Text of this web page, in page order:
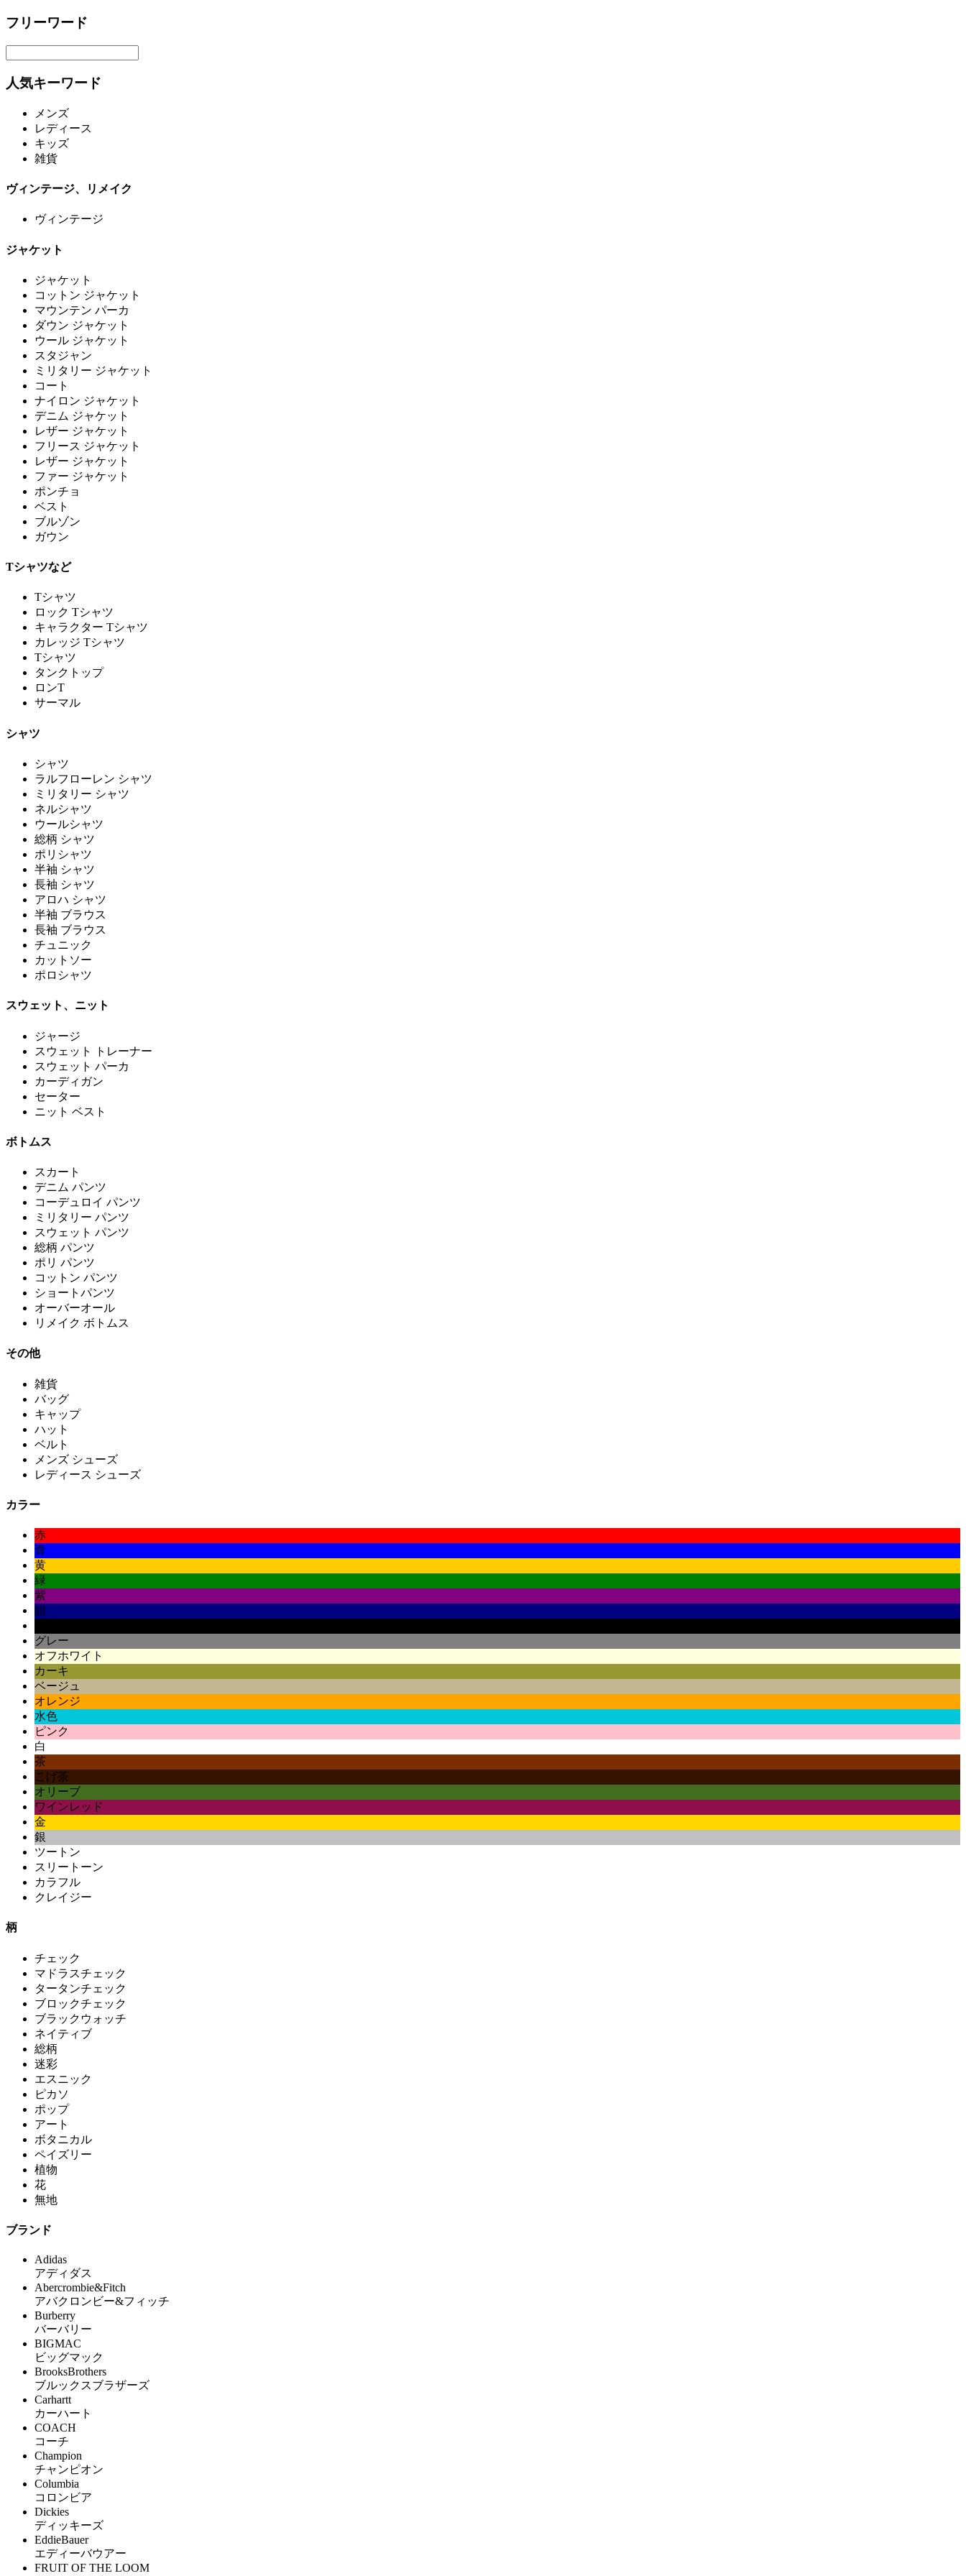
フリーワード
人気キーワード
メンズ
レディース
キッズ
雑貨
ヴィンテージ、リメイク
ヴィンテージ
ジャケット
ジャケット
コットン ジャケット
マウンテン パーカ
ダウン ジャケット
ウール ジャケット
スタジャン
ミリタリー ジャケット
コート
ナイロン ジャケット
デニム ジャケット
レザー ジャケット
フリース ジャケット
レザー ジャケット
ファー ジャケット
ポンチョ
ベスト
ブルゾン
ガウン
Tシャツなど
Tシャツ
ロック Tシャツ
キャラクター Tシャツ
カレッジ Tシャツ
Tシャツ
タンクトップ
ロンT
サーマル
シャツ
シャツ
ラルフローレン シャツ
ミリタリー シャツ
ネルシャツ
ウールシャツ
総柄 シャツ
ポリシャツ
半袖 シャツ
長袖 シャツ
アロハ シャツ
半袖 ブラウス
長袖 ブラウス
チュニック
カットソー
ポロシャツ
スウェット、ニット
ジャージ
スウェット トレーナー
スウェット パーカ
カーディガン
セーター
ニット ベスト
ボトムス
スカート
デニム パンツ
コーデュロイ パンツ
ミリタリー パンツ
スウェット パンツ
総柄 パンツ
ポリ パンツ
コットン パンツ
ショートパンツ
オーバーオール
リメイク ボトムス
その他
雑貨
バッグ
キャップ
ハット
ベルト
メンズ シューズ
レディース シューズ
カラー
赤
青
黄
緑
紫
紺
グレー
オフホワイト
カーキ
ベージュ
オレンジ
水色
ピンク
白
茶
こげ茶
オリーブ
ワインレッド
金
銀
ツートン
スリートーン
カラフル
クレイジー
柄
チェック
マドラスチェック
タータンチェック
ブロックチェック
ブラックウォッチ
ネイティブ
総柄
迷彩
エスニック
ピカソ
ポップ
アート
ボタニカル
ペイズリー
植物
花
無地
ブランド
Adidas
アディダス
Abercrombie&Fitch
アバクロンビー&フィッチ
Burberry
バーバリー
BIGMAC
ビッグマック
BrooksBrothers
ブルックスブラザーズ
Carhartt
カーハート
COACH
コーチ
Champion
チャンピオン
Columbia
コロンビア
Dickies
ディッキーズ
EddieBauer
エディーバウアー
FRUIT OF THE LOOM